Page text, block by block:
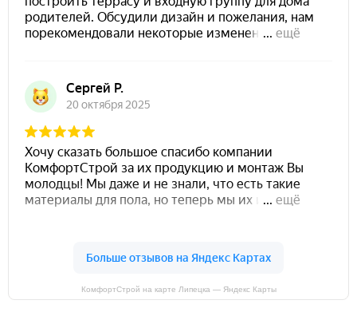
КомфортСтрой на карте Липецка — Яндекс Карты